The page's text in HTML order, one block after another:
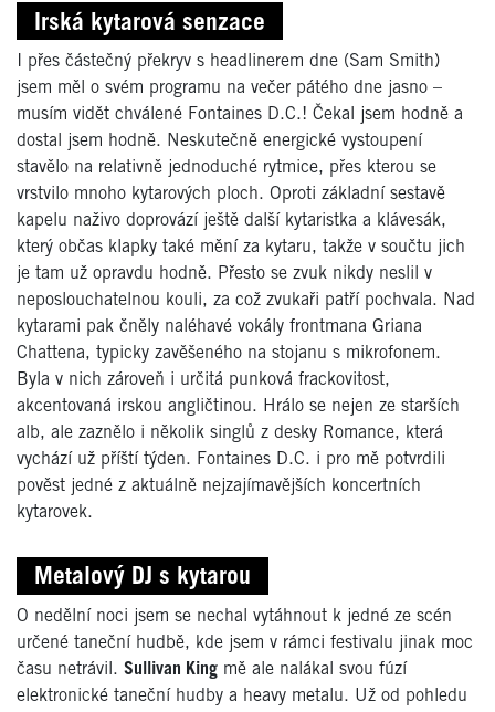
Irská kytarová senzace
I přes částečný překryv s headlinerem dne (Sam Smith)
jsem měl o svém programu na večer pátého dne jasno –
musím vidět chválené Fontaines D.C.! Čekal jsem hodně a
dostal jsem hodně. Neskutečně energické vystoupení
stavělo na relativně jednoduché rytmice, přes kterou se
vrstvilo mnoho kytarových ploch. Oproti základní sestavě
kapelu naživo doprovází ještě další kytaristka a klávesák,
který občas klapky také mění za kytaru, takže v součtu jich
je tam už opravdu hodně. Přesto se zvuk nikdy neslil v
neposlouchatelnou kouli, za což zvukaři patří pochvala. Nad
kytarami pak čněly naléhavé vokály frontmana Griana
Chattena, typicky zavěšeného na stojanu s mikrofonem.
Byla v nich zároveň i určitá punková frackovitost,
akcentovaná irskou angličtinou. Hrálo se nejen ze starších
alb, ale zaznělo i několik singlů z desky Romance, která
vychází už příští týden. Fontaines D.C. i pro mě potvrdili
pověst jedné z aktuálně nejzajímavějších koncertních
kytarovek.
Metalový DJ s kytarou
O nedělní noci jsem se nechal vytáhnout k jedné ze scén
určené taneční hudbě, kde jsem v rámci festivalu jinak moc
času netrávil. Sullivan King mě ale nalákal svou fúzí
elektronické taneční hudby a heavy metalu. Už od pohledu